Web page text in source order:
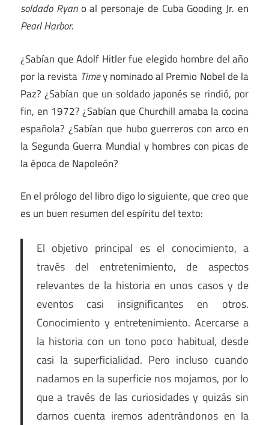
soldado Ryano al personaje de Cuba Gooding Jr. en
Pearl Harbor.
¿Sabían que Adolf Hitler fue elegido hombre del año
por la revista Timey nominado al Premio Nobel de la
Paz? ¿Sabían que un soldado japonés se rindió, por
fin, en 1972? ¿Sabían que Churchill amaba la cocina
española? ¿Sabían que hubo guerreros con arco en
la Segunda Guerra Mundial y hombres con picas de
la época de Napoleón?
En el prólogo del libro digo lo siguiente, que creo que
es un buen resumen del espíritu del texto:
El objetivo principal es el conocimiento, a
través del entretenimiento, de aspectos
relevantes de la historia en unos casos y de
eventos casi insignificantes en otros.
Conocimiento y entretenimiento. Acercarse a
la historia con un tono poco habitual, desde
casi la superficialidad. Pero incluso cuando
nadamos en la superficie nos mojamos, por lo
que a través de las curiosidades y quizás sin
darnos cuenta iremos adentrándonos en la